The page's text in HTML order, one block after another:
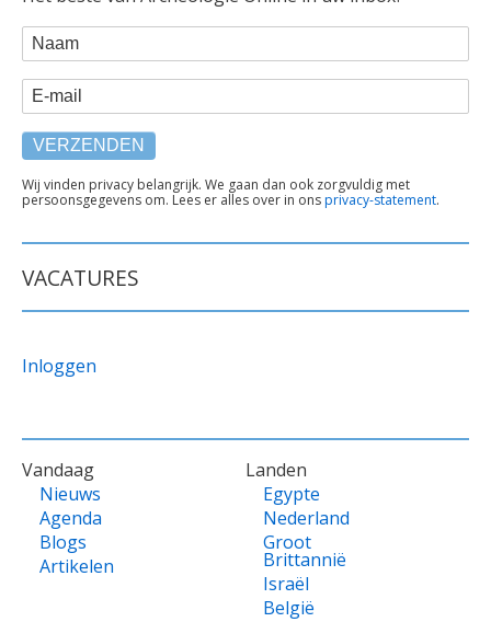
WEBFORM
Naam
E-mail
TEKST
ONDER
Wij vinden privacy belangrijk. We gaan dan ook zorgvuldig met
persoonsgegevens om. Lees er alles over in onsprivacy-statement.
VACATURES
Inloggen
VOET
Vandaag
Nieuws
Agenda
Blogs
Artikelen
Landen
Egypte
Nederland
Groot
Brittannië
Israël
België